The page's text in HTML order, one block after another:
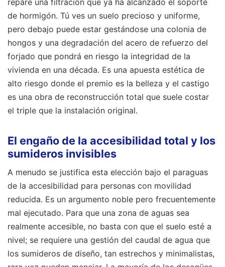
repare una filtración que ya ha alcanzado el soporte
de hormigón. Tú ves un suelo precioso y uniforme,
pero debajo puede estar gestándose una colonia de
hongos y una degradación del acero de refuerzo del
forjado que pondrá en riesgo la integridad de la
vivienda en una década. Es una apuesta estética de
alto riesgo donde el premio es la belleza y el castigo
es una obra de reconstrucción total que suele costar
el triple que la instalación original.
El engaño de la accesibilidad total y los
sumideros invisibles
A menudo se justifica esta elección bajo el paraguas
de la accesibilidad para personas con movilidad
reducida. Es un argumento noble pero frecuentemente
mal ejecutado. Para que una zona de aguas sea
realmente accesible, no basta con que el suelo esté a
nivel; se requiere una gestión del caudal de agua que
los sumideros de diseño, tan estrechos y minimalistas,